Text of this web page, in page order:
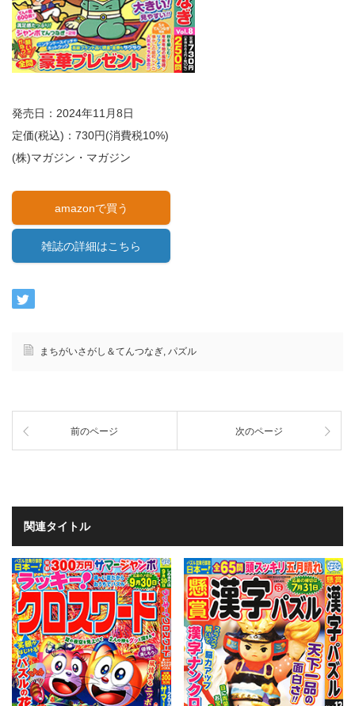
発売日：2024年11月8日
定価(税込)：730円(消費税10%)
(株)マガジン・マガジン
amazonで買う
雑誌の詳細はこちら
まちがいさがし＆てんつなぎ, パズル
前のページ 次のページ
関連タイトル